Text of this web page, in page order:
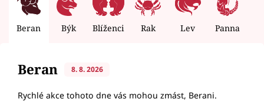
Beran Býk Blíženci Rak Lev Panna
Beran 8. 8. 2026
Rychlé akce tohoto dne vás mohou zmást, Berani.